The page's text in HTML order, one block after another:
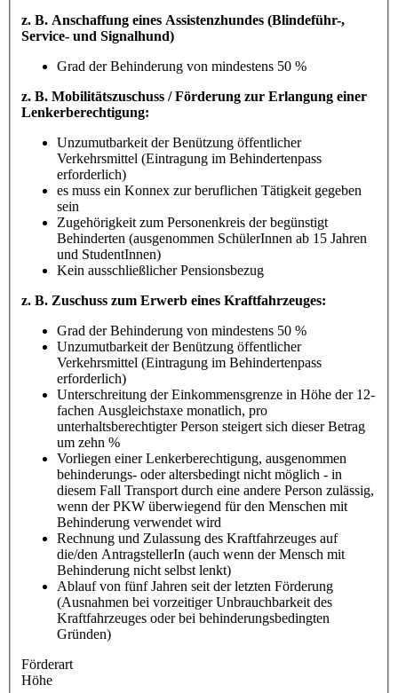
z. B. Anschaffung eines Assistenzhundes (Blindeführ-,
Service- und Signalhund)
Grad der Behinderung von mindestens 50 %
z. B. Mobilitätszuschuss / Förderung zur Erlangung einer
Lenkerberechtigung:
Unzumutbarkeit der Benützung öffentlicher
Verkehrsmittel (Eintragung im Behindertenpass
erforderlich)
es muss ein Konnex zur beruflichen Tätigkeit gegeben
sein
Zugehörigkeit zum Personenkreis der begünstigt
Behinderten (ausgenommen SchülerInnen ab 15 Jahren
und StudentInnen)
Kein ausschließlicher Pensionsbezug
z. B. Zuschuss zum Erwerb eines Kraftfahrzeuges:
Grad der Behinderung von mindestens 50 %
Unzumutbarkeit der Benützung öffentlicher
Verkehrsmittel (Eintragung im Behindertenpass
erforderlich)
Unterschreitung der Einkommensgrenze in Höhe der 12-
fachen Ausgleichstaxe monatlich, pro
unterhaltsberechtigter Person steigert sich dieser Betrag
um zehn %
Vorliegen einer Lenkerberechtigung, ausgenommen
behinderungs- oder altersbedingt nicht möglich - in
diesem Fall Transport durch eine andere Person zulässig,
wenn der PKW überwiegend für den Menschen mit
Behinderung verwendet wird
Rechnung und Zulassung des Kraftfahrzeuges auf
die/den AntragstellerIn (auch wenn der Mensch mit
Behinderung nicht selbst lenkt)
Ablauf von fünf Jahren seit der letzten Förderung
(Ausnahmen bei vorzeitiger Unbrauchbarkeit des
Kraftfahrzeuges oder bei behinderungsbedingten
Gründen)
Förderart
Höhe